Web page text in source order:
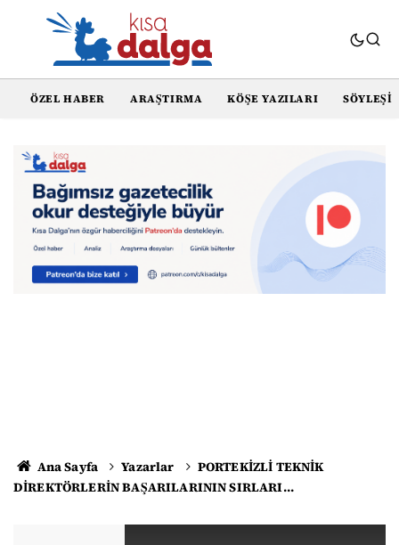
ÖZEL HABER ARAŞTIRMA KÖŞE YAZILARI SÖYLEŞI
Ana Sayfa Yazarlar
PORTEKİZLİ TEKNİK
DİREKTÖRLERİN BAŞARILARININ SIRLARI…